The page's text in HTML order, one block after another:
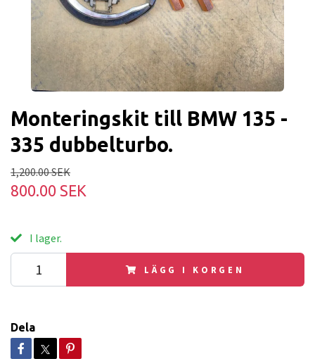
Monteringskit till BMW 135 -
335 dubbelturbo.
1,200.00 SEK
800.00 SEK
I lager.
LÄGG I KORGEN
Dela